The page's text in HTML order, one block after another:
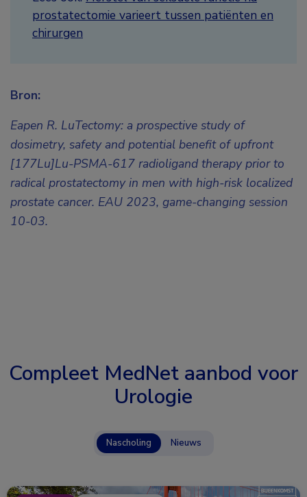
prostatectomie varieert tussen patiënten en
chirurgen
Bron:
Eapen R. LuTectomy: a prospective study of
dosimetry, safety and potential benefit of upfront
[177Lu]Lu-PSMA-617 radioligand therapy prior to
radical prostatectomy in men with high-risk localized
prostate cancer. EAU 2023, game-changing session
10-03.
Compleet MedNet aanbod voor
Urologie
Nascholing Nieuws